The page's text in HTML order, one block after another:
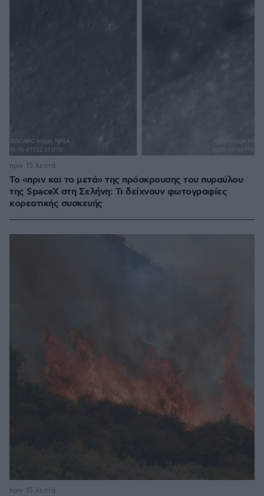
Το «πριν και το μετά» της πρόσκρουσης του πυραύλου
της SpaceX στη Σελήνη: Τι δείχνουν φωτογραφίες
κορεατικής συσκευής
πριν 15 λεπτά
πριν 15 λεπτά